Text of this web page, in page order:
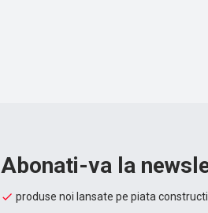
Abonati-va la
produse noi lansate pe piata